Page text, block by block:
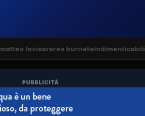
matteo lovisarares burneteindimenticabili
PUBBLICITÀ